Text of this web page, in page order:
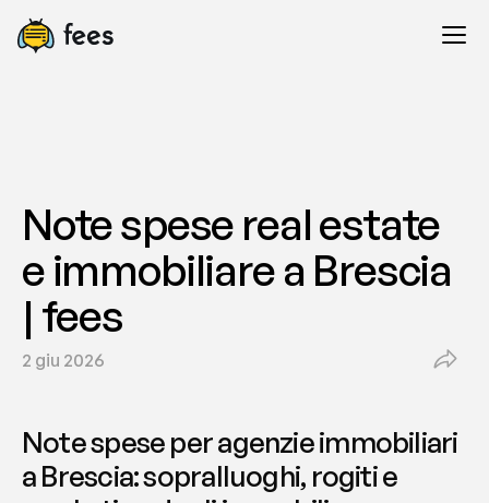
Note spese real estate
e immobiliare a Brescia
| fees
2 giu 2026
Note spese per agenzie immobiliari
a Brescia: sopralluoghi, rogiti e